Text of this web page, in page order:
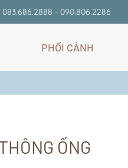
083.686.2888 - 090.806.2286
PHỐI CẢNH
ỐNG